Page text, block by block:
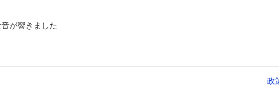
が響きました
政